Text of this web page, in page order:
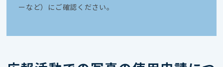
ーなど）にご確認ください。